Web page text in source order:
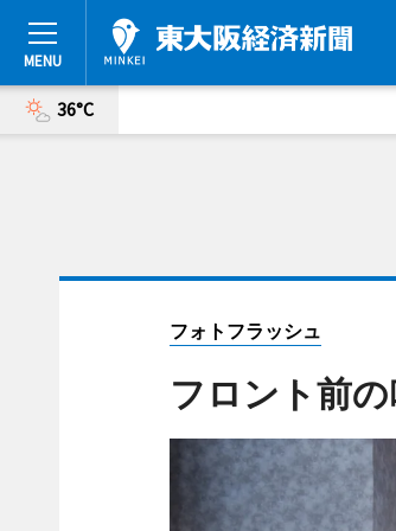
36°C
フォトフラッシュ
フロント前